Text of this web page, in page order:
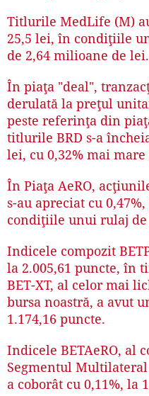
Titlurile MedLife (M)
25,5 lei, în condiţiile
de 2,64 milioane de lei.
În piaţa "deal",
derulată la preţul
peste referinţa din
titlurile BRD s-a
lei, cu 0,32% mai
În Piaţa AeRO,
s-au apreciat cu
condiţiile unui rulaj
Indicele compozit
la 2.005,61 puncte, în
BET-XT, al celor mai
bursa noastră, a avut
1.174,16 puncte.
Indicele BETAeRO, al
Segmentul
a coborât cu 0,11%, la